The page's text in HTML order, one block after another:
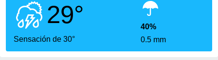
para
que se
calidad.
a este
las
29°
Sensación de 30°
40%
0.5 mm